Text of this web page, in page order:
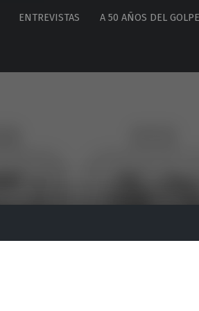
ENTREVISTAS A 50 AÑOS DEL GOLPE